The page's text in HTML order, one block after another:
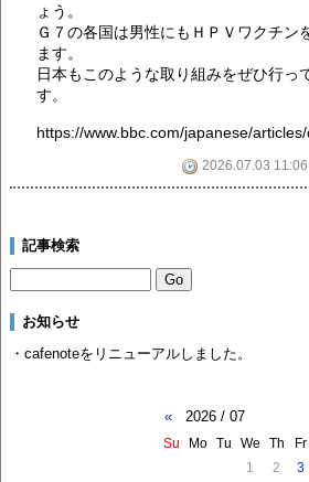
ょう。
Ｇ７の各国は男性にもＨＰＶワクチン
ます。
日本もこのような取り組みをぜひ行っ
す。
https://www.bbc.com/japanese/
2026.07.03 11:06
記事検索
お知らせ
・cafenoteをリニューアルしました。
« 2026 / 07
Su Mo Tu We Th Fr
1
2 3